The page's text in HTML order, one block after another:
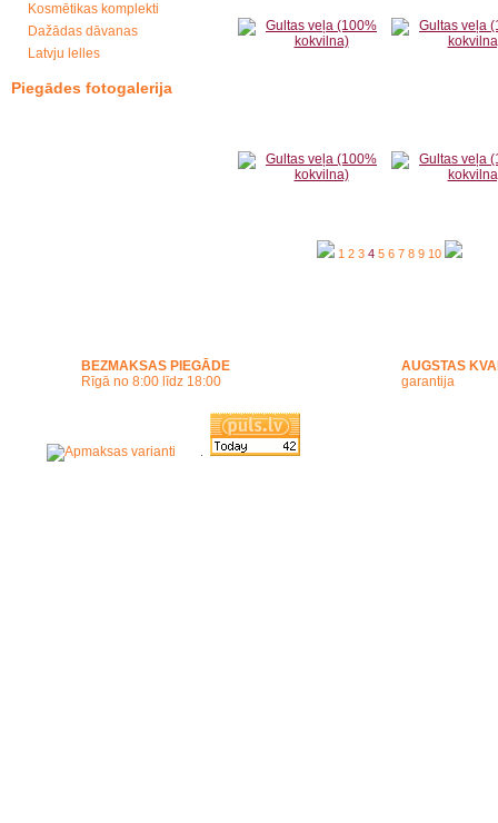
Kosmētikas komplekti
Dažādas dāvanas
Latvju lelles
Piegādes fotogalerija
1 2 3 4 5 6 7 8 9 10
BEZMAKSAS PIEGĀDE
Rīgā no 8:00 līdz 18:00
AUGSTAS
garantija